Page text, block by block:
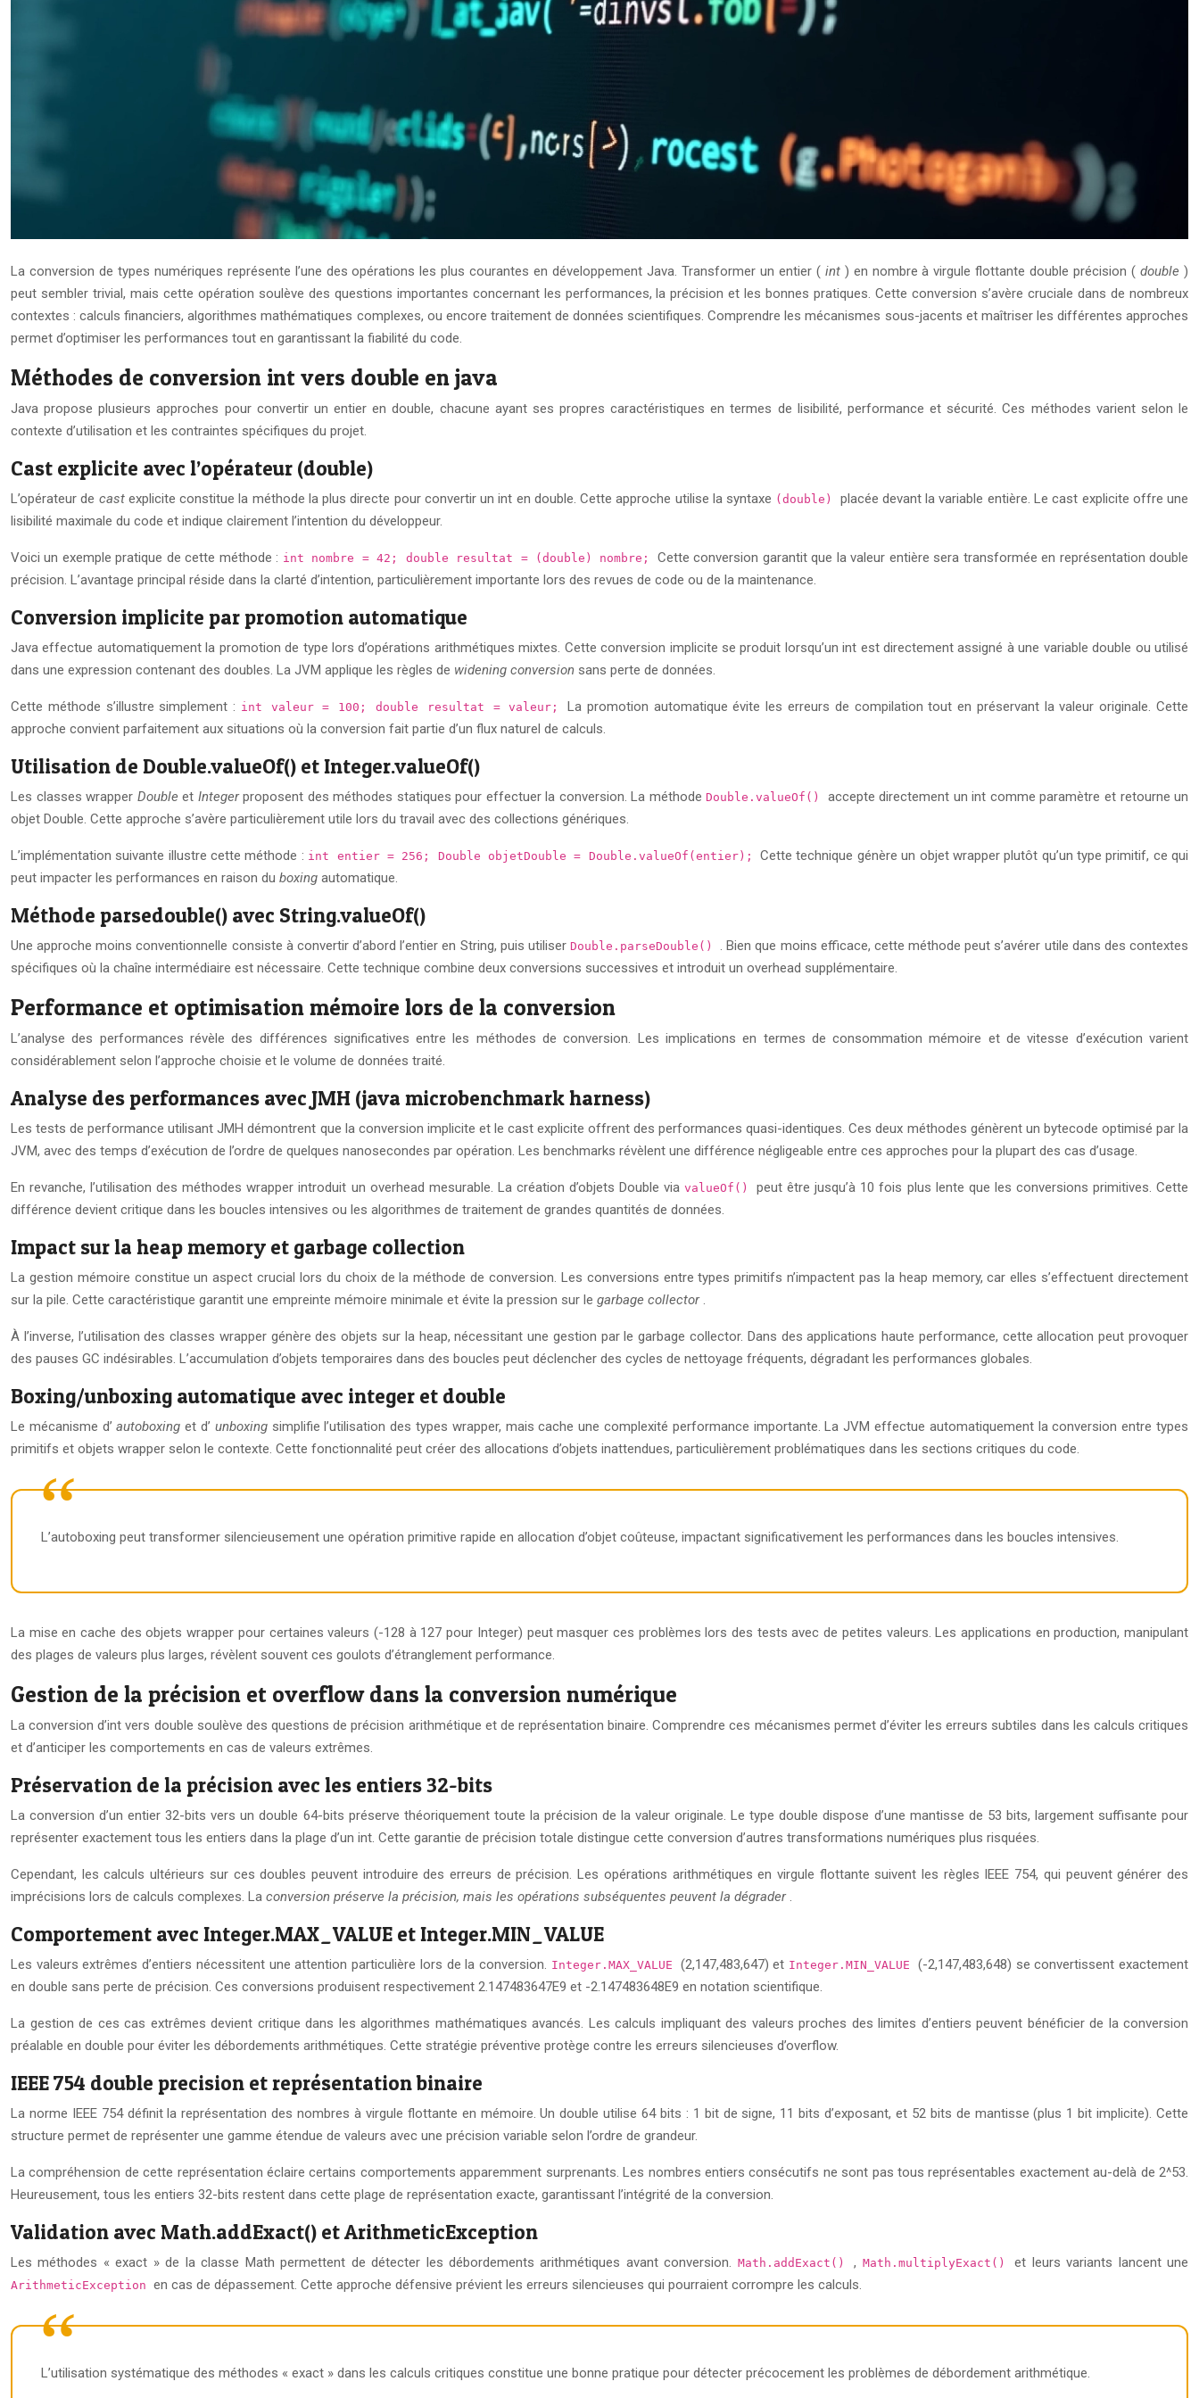
La conversion de types numériques représente l’une des opérations les plus courantes en développement Java. Transformer un entier ( int ) en nombre à virgule flottante double précision (double)
peut sembler trivial, mais cette opération soulève des questions importantes concernant les performances, la précision et les bonnes pratiques. Cette conversion s’avère cruciale dans de nombreux
contextes : calculs financiers, algorithmes mathématiques complexes, ou encore traitement de données scientifiques. Comprendre les mécanismes sous-jacents et maîtriser les différentes approches
permet d’optimiser les performances tout en garantissant la fiabilité du code.
Méthodes de conversion int vers double en java
Java propose plusieurs approches pour convertir un entier en double, chacune ayant ses propres caractéristiques en termes de lisibilité, performance et sécurité. Ces méthodes varient selon le
contexte d’utilisation et les contraintes spécifiques du projet.
Cast explicite avec l’opérateur (double)
L’opérateur de cast explicite constitue la méthode la plus directe pour convertir un int en double. Cette approche utilise la syntaxe (double) placée devant la variable entière. Le cast explicite offre une
lisibilité maximale du code et indique clairement l’intention du développeur.
Voici un exemple pratique de cette méthode : int nombre = 42; double resultat = (double) nombre; Cette conversion garantit que la valeur entière sera transformée en représentation double
précision. L’avantage principal réside dans la clarté d’intention, particulièrement importante lors des revues de code ou de la maintenance.
Conversion implicite par promotion automatique
Java effectue automatiquement la promotion de type lors d’opérations arithmétiques mixtes. Cette conversion implicite se produit lorsqu’un int est directement assigné à une variable double ou utilisé
dans une expression contenant des doubles. La JVM applique les règles de widening conversion sans perte de données.
Cette méthode s’illustre simplement : int valeur = 100; double resultat = valeur; La promotion automatique évite les erreurs de compilation tout en préservant la valeur originale. Cette
approche convient parfaitement aux situations où la conversion fait partie d’un flux naturel de calculs.
Utilisation de Double.valueOf() et Integer.valueOf()
Les classes wrapper Doubleet Integerproposent des méthodes statiques pour effectuer la conversion. La méthodeDouble.valueOf() accepte directement un int comme paramètre et retourne un
objet Double. Cette approche s’avère particulièrement utile lors du travail avec des collections génériques.
L’implémentation suivante illustre cette méthode : int entier = 256; Double objetDouble = Double.valueOf(entier);Cette technique génère un objet wrapper plutôt qu’un type primitif, ce qui
peut impacter les performances en raison du boxing automatique.
Méthode parsedouble() avec String.valueOf()
Une approche moins conventionnelle consiste à convertir d’abord l’entier en String, puis utiliser Double.parseDouble()
. Bien que moins efficace, cette méthode peut s’avérer utile dans des contextes
spécifiques où la chaîne intermédiaire est nécessaire. Cette technique combine deux conversions successives et introduit un overhead supplémentaire.
Performance et optimisation mémoire lors de la conversion
L’analyse des performances révèle des différences significatives entre les méthodes de conversion. Les implications en termes de consommation mémoire et de vitesse d’exécution varient
considérablement selon l’approche choisie et le volume de données traité.
Analyse des performances avec JMH (java microbenchmark harness)
Les tests de performance utilisant JMH démontrent que la conversion implicite et le cast explicite offrent des performances quasi-identiques. Ces deux méthodes génèrent un bytecode optimisé par la
JVM, avec des temps d’exécution de l’ordre de quelques nanosecondes par opération. Les benchmarks révèlent une différence négligeable entre ces approches pour la plupart des cas d’usage.
En revanche, l’utilisation des méthodes wrapper introduit un overhead mesurable. La création d’objets Double viavalueOf()peut être jusqu’à 10 fois plus lente que les conversions primitives. Cette
différence devient critique dans les boucles intensives ou les algorithmes de traitement de grandes quantités de données.
Impact sur la heap memory et garbage collection
La gestion mémoire constitue un aspect crucial lors du choix de la méthode de conversion. Les conversions entre types primitifs n’impactent pas la heap memory, car elles s’effectuent directement
sur la pile. Cette caractéristique garantit une empreinte mémoire minimale et évite la pression sur le garbage collector
À l’inverse, l’utilisation des classes wrapper génère des objets sur la heap, nécessitant une gestion par le garbage collector. Dans des applications haute performance, cette allocation peut provoquer
des pauses GC indésirables. L’accumulation d’objets temporaires dans des boucles peut déclencher des cycles de nettoyage fréquents, dégradant les performances globales.
Boxing/unboxing automatique avec integer et double
Le mécanisme d’autoboxinget d’ unboxing simplifie l’utilisation des types wrapper, mais cache une complexité performance importante. La JVM effectue automatiquement la conversion entre types
primitifs et objets wrapper selon le contexte. Cette fonctionnalité peut créer des allocations d’objets inattendues, particulièrement problématiques dans les sections critiques du code.
L’autoboxing peut transformer silencieusement une opération primitive rapide en allocation d’objet coûteuse, impactant significativement les performances dans les boucles intensives.
La mise en cache des objets wrapper pour certaines valeurs (-128 à 127 pour Integer) peut masquer ces problèmes lors des tests avec de petites valeurs. Les applications en production, manipulant
des plages de valeurs plus larges, révèlent souvent ces goulots d’étranglement performance.
Gestion de la précision et overflow dans la conversion numérique
La conversion d’int vers double soulève des questions de précision arithmétique et de représentation binaire. Comprendre ces mécanismes permet d’éviter les erreurs subtiles dans les calculs critiques
et d’anticiper les comportements en cas de valeurs extrêmes.
Préservation de la précision avec les entiers 32-bits
La conversion d’un entier 32-bits vers un double 64-bits préserve théoriquement toute la précision de la valeur originale. Le type double dispose d’une mantisse de 53 bits, largement suffisante pour
représenter exactement tous les entiers dans la plage d’un int. Cette garantie de précision totale distingue cette conversion d’autres transformations numériques plus risquées.
Cependant, les calculs ultérieurs sur ces doubles peuvent introduire des erreurs de précision. Les opérations arithmétiques en virgule flottante suivent les règles IEEE 754, qui peuvent générer des
imprécisions lors de calculs complexes. La conversion préserve la précision, mais les opérations subséquentes peuvent la dégrader
Comportement avec Integer.MAX_VALUE et Integer.MIN_VALUE
Les valeurs extrêmes d’entiers nécessitent une attention particulière lors de la conversion. Integer.MAX_VALUE (2,147,483,647) et Integer.MIN_VALUE (-2,147,483,648) se convertissent exactement
en double sans perte de précision. Ces conversions produisent respectivement 2.147483647E9 et -2.147483648E9 en notation scientifique.
La gestion de ces cas extrêmes devient critique dans les algorithmes mathématiques avancés. Les calculs impliquant des valeurs proches des limites d’entiers peuvent bénéficier de la conversion
préalable en double pour éviter les débordements arithmétiques. Cette stratégie préventive protège contre les erreurs silencieuses d’overflow.
IEEE 754 double precision et représentation binaire
La norme IEEE 754 définit la représentation des nombres à virgule flottante en mémoire. Un double utilise 64 bits : 1 bit de signe, 11 bits d’exposant, et 52 bits de mantisse (plus 1 bit implicite). Cette
structure permet de représenter une gamme étendue de valeurs avec une précision variable selon l’ordre de grandeur.
La compréhension de cette représentation éclaire certains comportements apparemment surprenants. Les nombres entiers consécutifs ne sont pas tous représentables exactement au-delà de 2^53.
Heureusement, tous les entiers 32-bits restent dans cette plage de représentation exacte, garantissant l’intégrité de la conversion.
Validation avec Math.addExact() et ArithmeticException
Les méthodes « exact » de la classe Math permettent de détecter les débordements arithmétiques avant conversion. Math.addExact(), Math.multiplyExact()et leurs variants lancent une
ArithmeticException en cas de dépassement. Cette approche défensive prévient les erreurs silencieuses qui pourraient corrompre les calculs.
L’utilisation systématique des méthodes « exact » dans les calculs critiques constitue une bonne pratique pour détecter précocement les problèmes de débordement arithmétique.